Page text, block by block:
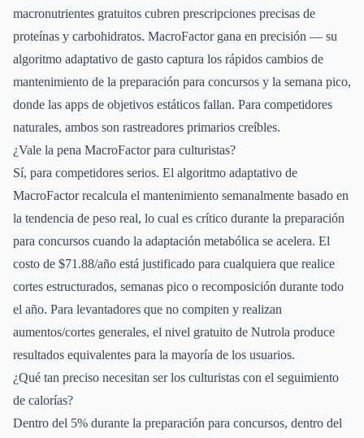
macronutrientes gratuitos cubren prescripciones precisas de
proteínas y carbohidratos. MacroFactor gana en precisión — su
algoritmo adaptativo de gasto captura los rápidos cambios de
mantenimiento de la preparación para concursos y la semana pico,
donde las apps de objetivos estáticos fallan. Para competidores
naturales, ambos son rastreadores primarios creíbles.
¿Vale la pena MacroFactor para culturistas?
Sí, para competidores serios. El algoritmo adaptativo de
MacroFactor recalcula el mantenimiento semanalmente basado en
la tendencia de peso real, lo cual es crítico durante la preparación
para concursos cuando la adaptación metabólica se acelera. El
costo de $71.88/año está justificado para cualquiera que realice
cortes estructurados, semanas pico o recomposición durante todo
el año. Para levantadores que no compiten y realizan
aumentos/cortes generales, el nivel gratuito de Nutrola produce
resultados equivalentes para la mayoría de los usuarios.
¿Qué tan preciso necesitan ser los culturistas con el seguimiento
de calorías?
Dentro del 5% durante la preparación para concursos, dentro del